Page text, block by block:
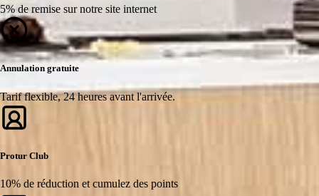
5% de remise sur notre site internet
Annulation gratuite
Tarif flexible, 24 heures avant l'arrivée.
Protur Club
10% de réduction et cumulez des points